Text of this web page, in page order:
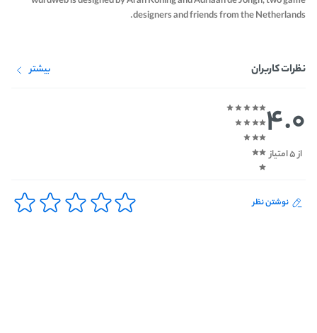
designers and friends from the Netherlands.
نظرات کاربران بیشتر
4.0
از 5 امتیاز
نوشتن نظر